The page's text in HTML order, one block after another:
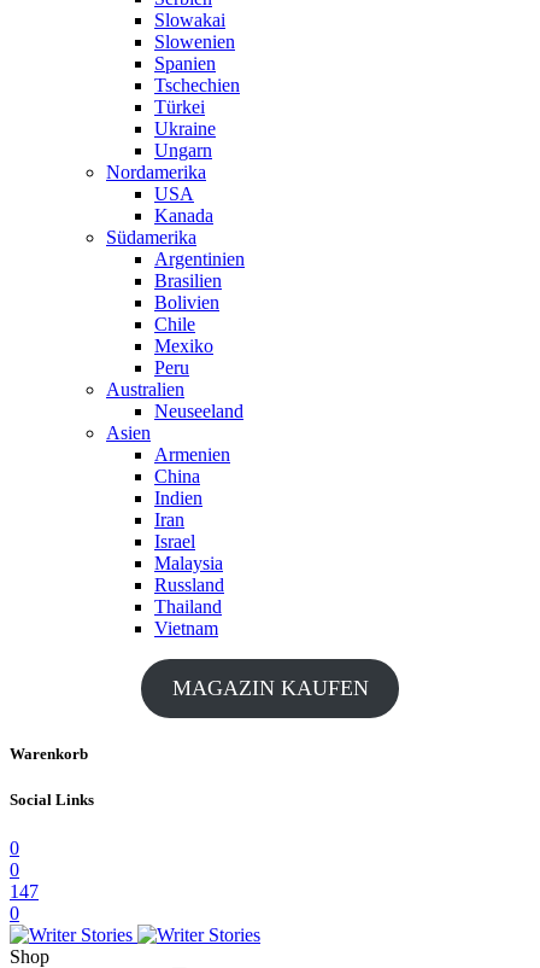
Slowakai
Slowenien
Spanien
Tschechien
Türkei
Ukraine
Ungarn
Nordamerika
USA
Kanada
Südamerika
Argentinien
Brasilien
Bolivien
Chile
Mexiko
Peru
Australien
Neuseeland
Asien
Armenien
China
Indien
Iran
Israel
Malaysia
Russland
Thailand
Vietnam
MAGAZIN KAUFEN
Warenkorb
Social Links
0
0
147
0
Shop